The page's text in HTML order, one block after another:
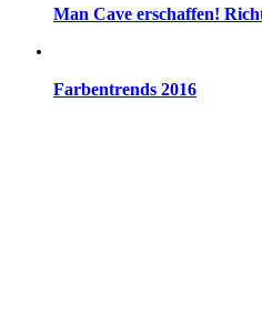
Man Cave erschaffen!
Farbentrends 2016